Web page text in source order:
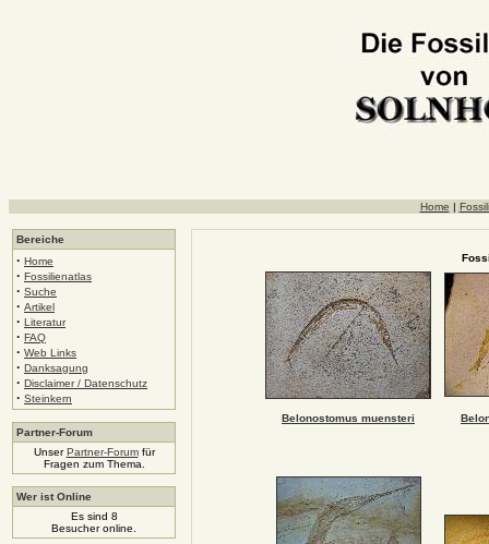
Home |
Bereiche
· Home
· Fossilienatlas
· Suche
· Artikel
· Literatur
· FAQ
· Web Links
· Danksagung
· Disclaimer / Datenschutz
· Steinkern
Partner-Forum
UnserPartner-Forumfür
Fragen zum Thema.
Wer ist Online
Es sind 8
Besucher online.
Belonostomus muensteri